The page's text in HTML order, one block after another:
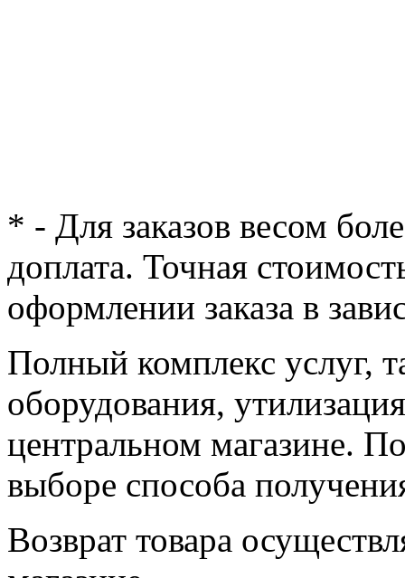
* - Для заказов весом
доплата. Точная
оформлении заказа в
Полный комплекс услуг,
оборудования,
центральном магазине.
выборе способа
Возврат товара